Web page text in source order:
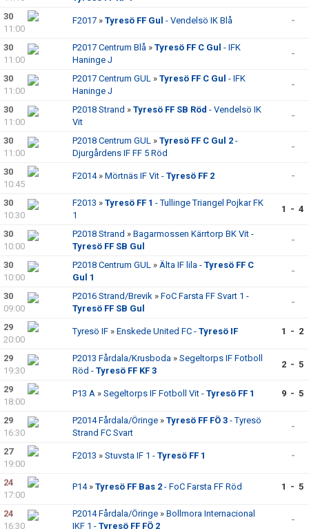
30
11:00
F2017 » Tyresö FF Gul - Vendelsö IK Blå -
30
11:00
P2017 Centrum Blå » Tyresö FF C Gul - IFK
Haninge J
-
30
11:00
P2017 Centrum GUL » Tyresö FF C Gul - IFK
Haninge J
-
30
11:00
P2018 Strand » Tyresö FF SB Röd - Vendelsö IK
Vit
-
30
11:00
P2018 Centrum GUL » Tyresö FF C Gul 2 -
Djurgårdens IF FF 5 Röd
-
30
10:45
F2014» Mörtnäs IF Vit - Tyresö FF 2 -
30
10:30
F2013 » Tyresö FF 1 - Tullinge Triangel Pojkar FK
1
1 - 4
30
10:00
P2018 Strand » Bagarmossen Kärrtorp BK Vit -
Tyresö FF SB Gul
-
30
10:00
P2018 Centrum GUL » Älta IF lila - Tyresö FF C
Gul 1
-
30
09:00
P2016 Strand/Brevik » FoC Farsta FF Svart 1 -
Tyresö FF SB Gul
-
29
20:00
Tyresö IF » Enskede United FC - Tyresö IF 1 - 2
29
19:30
P2013 Fårdala/Krusboda » Segeltorps IF Fotboll
Röd - Tyresö FF KF 3
2 - 5
29
18:00
P13 A » Segeltorps IF Fotboll Vit - Tyresö FF 1 9 - 5
29
16:30
P2014 Fårdala/Öringe » Tyresö FF FÖ 3 - Tyresö
Strand FC Svart
-
27
19:00
F2013 » Stuvsta IF 1 - Tyresö FF 1 -
24
17:00
P14» Tyresö FF Bas 2 - FoC Farsta FF Röd 1 - 5
24
16:30
P2014 Fårdala/Öringe » Bollmora Internacional
IKF 1 - Tyresö FF FÖ 2
-